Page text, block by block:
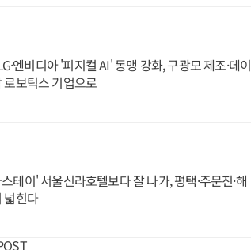
엔비디아 '피지컬 AI' 동맹 강화, 구광모 제조·데이
로보틱스 기업으로
테이' 서울신라호텔보다 잘 나가, 평택·주문진·해
넓힌다